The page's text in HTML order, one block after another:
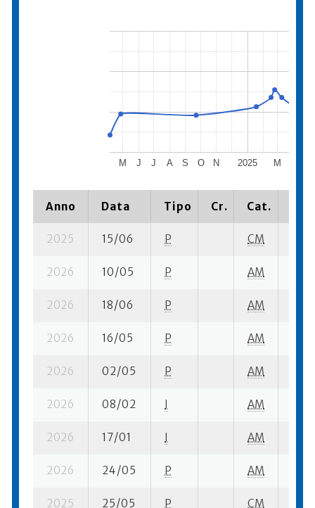
2025
M J J A S O N M
Anno Data Tipo Cr. Cat.
2025 15/06 P CM
2026 10/05 P AM
2026 18/06 P AM
2026 16/05 P AM
2026 02/05 P AM
2026 08/02 I AM
2026 17/01 I AM
2026 24/05 P AM
2025 25/05 P CM